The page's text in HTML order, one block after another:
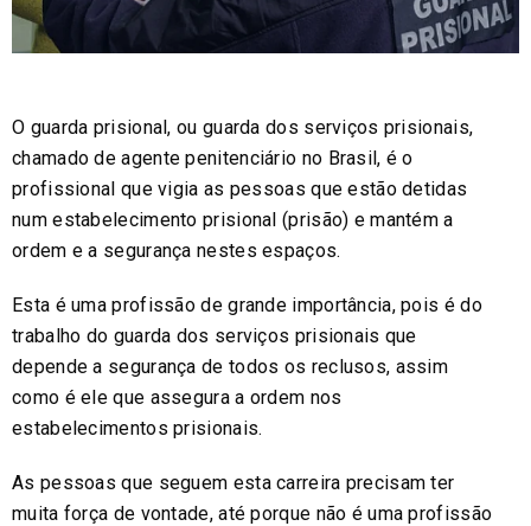
O guarda prisional, ou guarda dos serviços prisionais,
chamado de agente penitenciário no Brasil, é o
profissional que vigia as pessoas que estão detidas
num estabelecimento prisional (prisão) e mantém a
ordem e a segurança nestes espaços.
Esta é uma profissão de grande importância, pois é do
trabalho do guarda dos serviços prisionais que
depende a segurança de todos os reclusos, assim
como é ele que assegura a ordem nos
estabelecimentos prisionais.
As pessoas que seguem esta carreira precisam ter
muita força de vontade, até porque não é uma profissão